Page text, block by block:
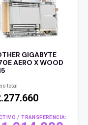
GIGABYTE
AERO X WOOD
total
/ TRANSFERENCIA: